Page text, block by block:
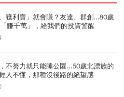
獲利賣」就會賺？友達、群創...80歲
賺千萬」，給我們的投資警醒
不努力就只能睡公園...50歲北漂族的
人不懂，那種沒後路的絕望感